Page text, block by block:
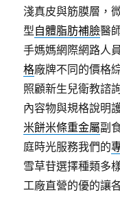
淺真皮與筋膜層，
型自體脂肪補臉醫
手媽媽網際網路人
格廠牌不同的價格
照顧新生兒衛教諮
內容物與規格說明
米餅米條重金屬副
庭時光服務我們的
雪草苷選擇種類多
工廠直營的優的讓